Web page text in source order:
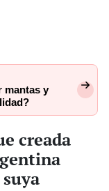
mantas y
creada